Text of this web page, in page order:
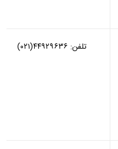
تلفن: ۴۴۹۲۹۶۳۶(۰۲۱)